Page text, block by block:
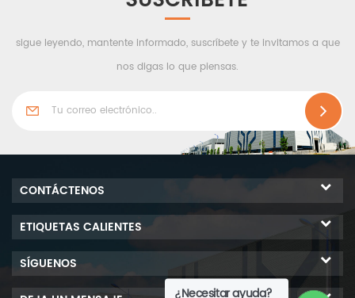
cerchas y otros
perfiles de acero y placas
de acero. Es un edificio
envolvente, como techo,
marco, marco, escuelas,
etc.
sigue leyendo, mantente informado, suscríbete y te invitamos a que
nos digas lo que piensas.
¿Necesitar ayuda?
CONTÁCTENOS
ETIQUETAS CALIENTES
SÍGUENOS